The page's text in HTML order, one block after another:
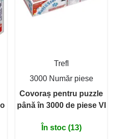
Trefl
3000 Număr piese
Covoraș pentru puzzle
până în 3000 de piese VI
În stoc (13)